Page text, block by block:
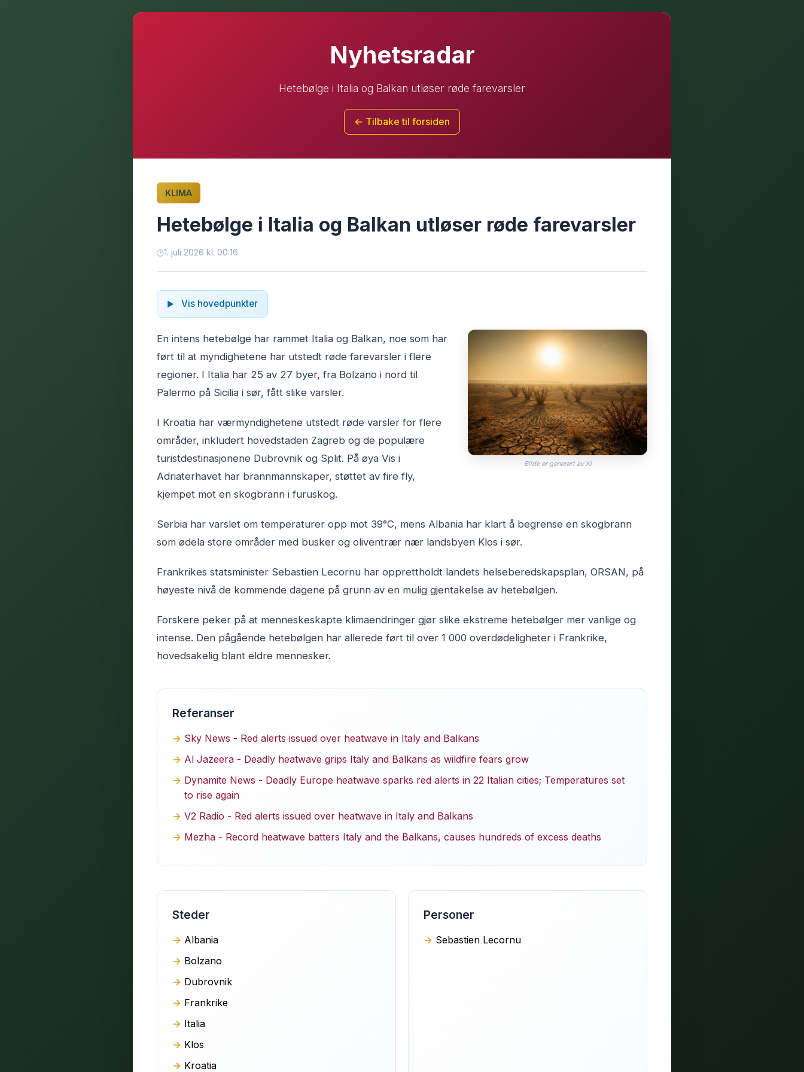
Nyhetsradar
Hetebølge i Italia og Balkan utløser røde farevarsler
← Tilbake til forsiden
KLIMA
Hetebølge i Italia og Balkan utløser røde farevarsler
1. juli 2026 kl. 00:16
Vis hovedpunkter
Bilde er generert av KI
En intens hetebølge har rammet Italia og Balkan, noe som har
ført til at myndighetene har utstedt røde farevarsler i flere
regioner. I Italia har 25 av 27 byer, fra Bolzano i nord til
Palermo på Sicilia i sør, fått slike varsler.
I Kroatia har værmyndighetene utstedt røde varsler for flere
områder, inkludert hovedstaden Zagreb og de populære
turistdestinasjonene Dubrovnik og Split. På øya Vis i
Adriaterhavet har brannmannskaper, støttet av fire fly,
kjempet mot en skogbrann i furuskog.
Serbia har varslet om temperaturer opp mot 39°C, mens Albania har klart å begrense en skogbrann
som ødela store områder med busker og oliventrær nær landsbyen Klos i sør.
Frankrikes statsminister Sebastien Lecornu har opprettholdt landets helseberedskapsplan, ORSAN, på
høyeste nivå de kommende dagene på grunn av en mulig gjentakelse av hetebølgen.
Forskere peker på at menneskeskapte klimaendringer gjør slike ekstreme hetebølger mer vanlige og
intense. Den pågående hetebølgen har allerede ført til over 1 000 overdødeligheter i Frankrike,
hovedsakelig blant eldre mennesker.
Referanser
Sky News - Red alerts issued over heatwave in Italy and Balkans
Al Jazeera - Deadly heatwave grips Italy and Balkans as wildfire fears grow
Dynamite News - Deadly Europe heatwave sparks red alerts in 22 Italian cities; Temperatures set
to rise again
V2 Radio - Red alerts issued over heatwave in Italy and Balkans
Mezha - Record heatwave batters Italy and the Balkans, causes hundreds of excess deaths
Steder
Albania
Bolzano
Dubrovnik
Frankrike
Italia
Klos
Kroatia
Personer
Sebastien Lecornu